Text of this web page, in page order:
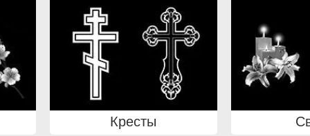
Кресты